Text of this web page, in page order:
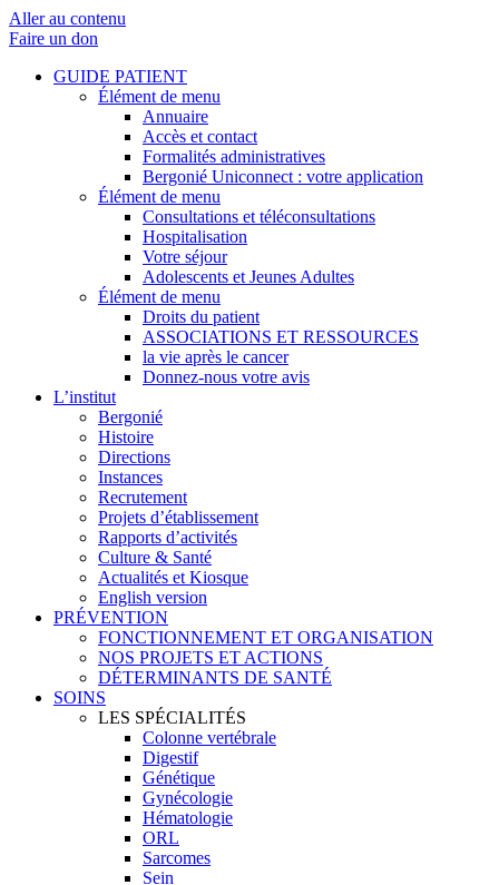
Aller au contenu
Faire un don
GUIDE PATIENT
Élément de menu
Annuaire
Accès et contact
Formalités administratives
Bergonié Uniconnect : votre application
Élément de menu
Consultations et téléconsultations
Hospitalisation
Votre séjour
Adolescents et Jeunes Adultes
Élément de menu
Droits du patient
ASSOCIATIONS ET RESSOURCES
la vie après le cancer
Donnez-nous votre avis
L’institut
Bergonié
Histoire
Directions
Instances
Recrutement
Projets d’établissement
Rapports d’activités
Culture & Santé
Actualités et Kiosque
English version
PRÉVENTION
FONCTIONNEMENT ET ORGANISATION
NOS PROJETS ET ACTIONS
DÉTERMINANTS DE SANTÉ
SOINS
LES SPÉCIALITÉS
Colonne vertébrale
Digestif
Génétique
Gynécologie
Hématologie
ORL
Sarcomes
Sein